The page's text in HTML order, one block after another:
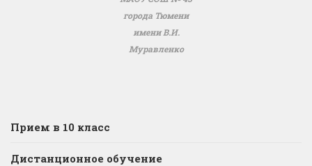
города Тюмени
имени В.И.
Муравленко
Прием в 10 класс
Дистанционное обучение